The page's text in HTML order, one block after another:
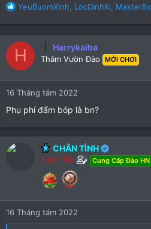
R
c
o
n
s
YeuBuomXinh, LocDinhKi, Master8x
H Harrykaiba
Thăm Vườn Đào MỚI CHƠI
16 Tháng tám 2022
Phụ phí đấm bóp là bn?
CHÂN TÌNH
? UY TÍN Cung Cấp Đào HN
16 Tháng tám 2022